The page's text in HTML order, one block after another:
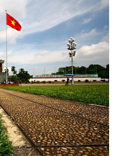
của mỗi người dân.